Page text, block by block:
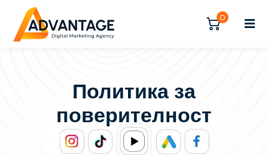
0
Политика за
поверителност
Регистрирайте се
Вече имате акаунт?Влезте